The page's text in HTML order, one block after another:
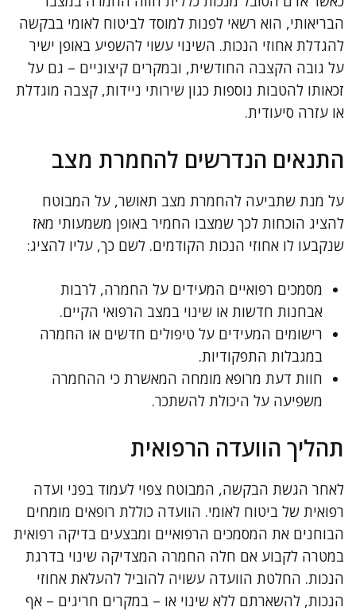
הבריאותי, הוא רשאי לפנות למוסד לביטוח לאומי בבקשה
להגדלת אחוזי הנכות. השינוי עשוי להשפיע באופן ישיר
על גובה הקצבה החודשית, ובמקרים קיצוניים – גם על
זכאותו להטבות נוספות כגון שירותי ניידות, קצבה מוגדלת
או עזרה סיעודית.
התנאים הנדרשים להחמרת מצב
על מנת שתביעה להחמרת מצב תאושר, על המבוטח
להציג הוכחות לכך שמצבו החמיר באופן משמעותי מאז
שנקבעו לו אחוזי הנכות הקודמים. לשם כך, עליו להציג:
מסמכים רפואיים המעידים על החמרה, לרבות
אבחנות חדשות או שינוי במצב הרפואי הקיים.
רישומים המעידים על טיפולים חדשים או החמרה
במגבלות התפקודיות.
חוות דעת מרופא מומחה המאשרת כי ההחמרה
משפיעה על היכולת להשתכר.
תהליך הוועדה הרפואית
לאחר הגשת הבקשה, המבוטח צפוי לעמוד בפני ועדה
רפואית של ביטוח לאומי. הוועדה כוללת רופאים מומחים
הבוחנים את המסמכים הרפואיים ומבצעים בדיקה רפואית
במטרה לקבוע אם חלה החמרה המצדיקה שינוי בדרגת
הנכות. החלטת הוועדה עשויה להוביל להעלאת אחוזי
הנכות, להשארתם ללא שינוי או – במקרים חריגים – אף